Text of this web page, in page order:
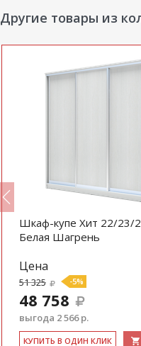
Другие товары из
Шкаф-купе Хит 22/23/
Белая Шагрень
Цена
51 325 -5%
48 758
выгода 2 566 р.
КУ­ПИТЬ В ОДИН КЛИК